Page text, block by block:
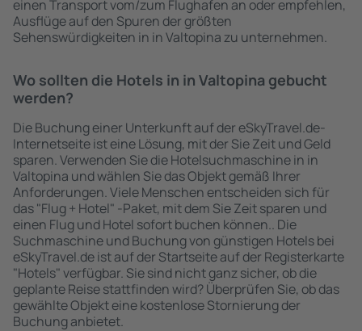
einen Transport vom/zum Flughafen an oder empfehlen,
Ausflüge auf den Spuren der größten
Sehenswürdigkeiten in in Valtopina zu unternehmen.
Wo sollten die Hotels in in Valtopina gebucht
werden?
Die Buchung einer Unterkunft auf der eSkyTravel.de-
Internetseite ist eine Lösung, mit der Sie Zeit und Geld
sparen. Verwenden Sie die Hotelsuchmaschine in in
Valtopina und wählen Sie das Objekt gemäß Ihrer
Anforderungen. Viele Menschen entscheiden sich für
das "Flug + Hotel" -Paket, mit dem Sie Zeit sparen und
einen Flug und Hotel sofort buchen können.. Die
Suchmaschine und Buchung von günstigen Hotels bei
eSkyTravel.de ist auf der Startseite auf der Registerkarte
"Hotels" verfügbar. Sie sind nicht ganz sicher, ob die
geplante Reise stattfinden wird? Überprüfen Sie, ob das
gewählte Objekt eine kostenlose Stornierung der
Buchung anbietet.